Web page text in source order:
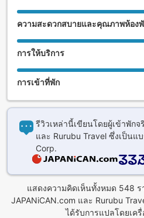
ความสะดวกสบายและคุณภาพห้อง
การให้บริการ
การเข้าที่พัก
รีวิวเหล่านี้เขียนโดยผู้เข้าพักจ
และ Rurubu Travel ซึ่งเป็นแ
Corp.
แสดงความคิดเห็นทั้งหมด 548 ร
JAPANiCAN.com และ Rurubu
ได้รับการแปลโดยเค